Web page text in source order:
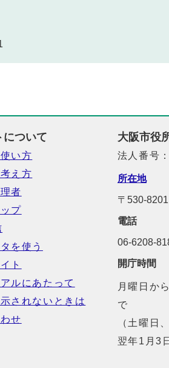
について
い方
え方
者
プ
を使う
ト
ルにあたって
されないときは
せ
大阪市役
法人番号
所在地
〒530-
電話
06-6208-
開庁時間
月曜日か
で
（土曜日
翌年1月3